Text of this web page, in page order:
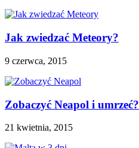
Jak zwiedzać Meteory?
9 czerwca, 2015
Zobaczyć Neapol i umrzeć?
21 kwietnia, 2015